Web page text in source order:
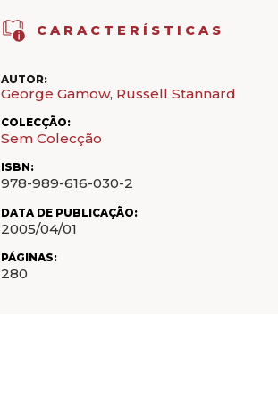
CARACTERÍSTICAS
AUTOR:
George Gamow, Russell Stannard
COLECÇÃO:
Sem Colecção
ISBN:
978-989-616-030-2
DATA DE PUBLICAÇÃO:
2005/04/01
PÁGINAS:
280